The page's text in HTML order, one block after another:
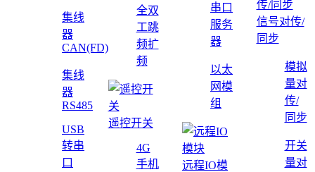
集线
器
CAN(FD)
集线
器
RS485
USB
转串
口
全双
工跳
频扩
频
遥控开关
4G
手机
串口
服务
器
以太
网模
组
远程IO模
信号对传/
同步
模拟
量对
传/
同步
开关
量对